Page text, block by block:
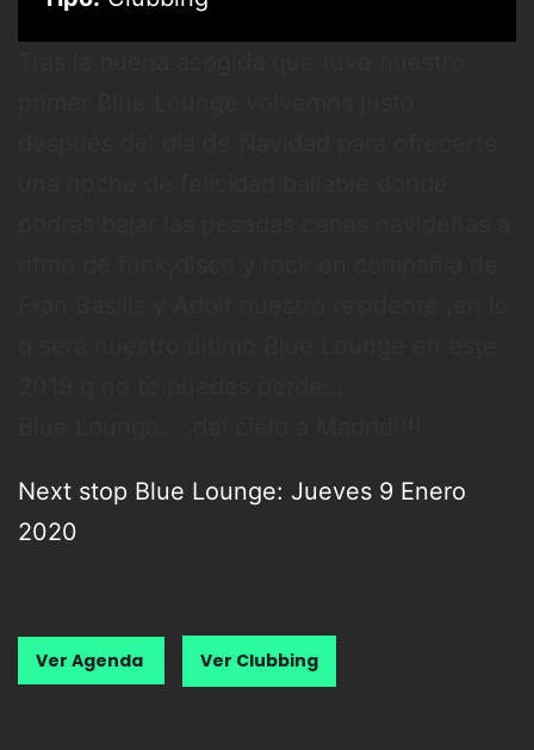
Next stop Blue Lounge: Jueves 9 Enero
2020
Ver Agenda Ver Clubbing